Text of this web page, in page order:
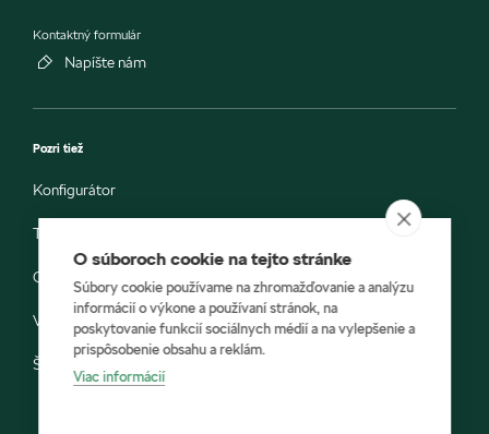
Kontaktný formulár
Napíšte nám
Pozri tiež
Konfigurátor
Testovacia jazda
Objednávka do servisu
Vozidlá ihneď k odberu
Škoda E-shop
O súboroch cookie na tejto stránke
Súbory cookie používame na zhromažďovanie a analýzu
informácií o výkone a používaní stránok, na
poskytovanie funkcií sociálnych médií a na vylepšenie a
prispôsobenie obsahu a reklám.
Viac informácií